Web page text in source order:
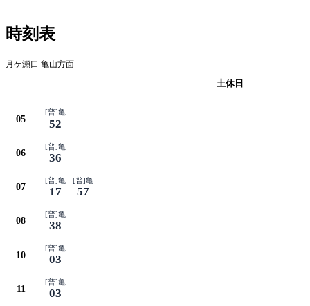
時刻表
月ケ瀬口 亀山方面
土休日
05
[普]亀
52
06
[普]亀
36
07
[普]亀
17
[普]亀
57
08
[普]亀
38
10
[普]亀
03
11
[普]亀
03